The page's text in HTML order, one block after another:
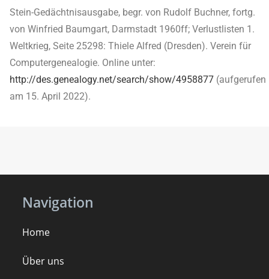
Stein-Gedächtnisausgabe, begr. von Rudolf Buchner, fortg.
von Winfried Baumgart, Darmstadt 1960ff; Verlustlisten 1.
Weltkrieg, Seite 25298: Thiele Alfred (Dresden). Verein für
Computergenealogie. Online unter:
http://des.genealogy.net/search/show/4958877 (aufgerufen
am 15. April 2022).
Navigation
Home
Über uns